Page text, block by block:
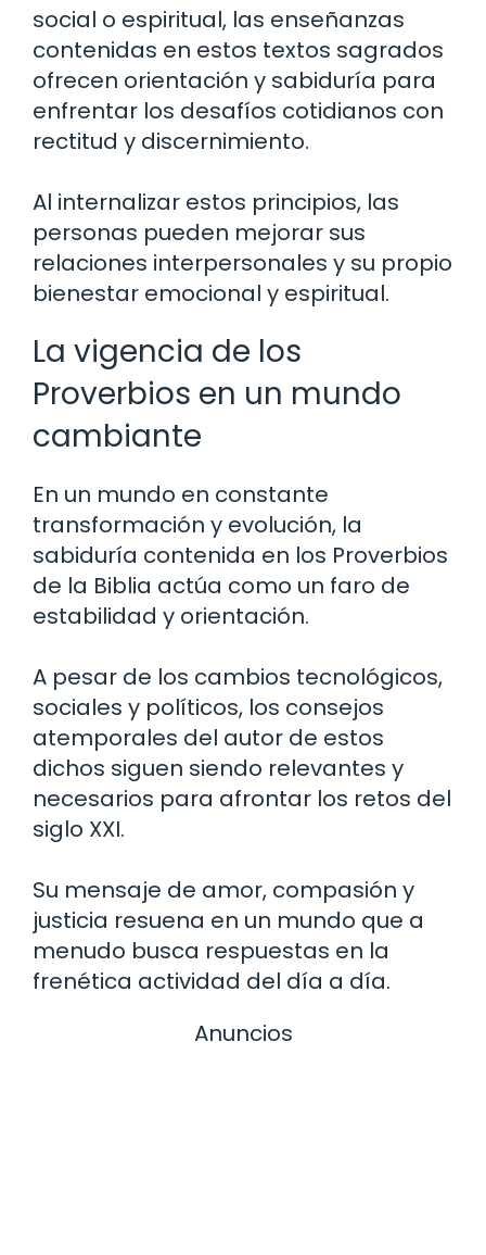
social o espiritual, las enseñanzas
contenidas en estos textos sagrados
ofrecen orientación y sabiduría para
enfrentar los desafíos cotidianos con
rectitud y discernimiento.
Al internalizar estos principios, las
personas pueden mejorar sus
relaciones interpersonales y su propio
bienestar emocional y espiritual.
La vigencia de los
Proverbios en un mundo
cambiante
En un mundo en constante
transformación y evolución, la
sabiduría contenida en los Proverbios
de la Biblia actúa como un faro de
estabilidad y orientación.
A pesar de los cambios tecnológicos,
sociales y políticos, los consejos
atemporales del autor de estos
dichos siguen siendo relevantes y
necesarios para afrontar los retos del
siglo XXI.
Su mensaje de amor, compasión y
justicia resuena en un mundo que a
menudo busca respuestas en la
frenética actividad del día a día.
Anuncios